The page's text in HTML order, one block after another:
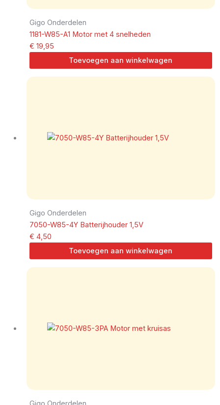
Gigo Onderdelen
1181-W85-A1 Motor met 4 snelheden
€ 19,95
Toevoegen aan winkelwagen
Gigo Onderdelen
7050-W85-4Y Batterijhouder 1,5V
€ 4,50
Toevoegen aan winkelwagen